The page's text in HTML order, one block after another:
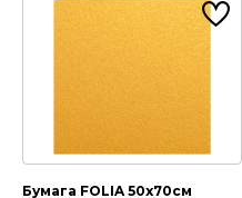
Бумага FOLIA 50х70см